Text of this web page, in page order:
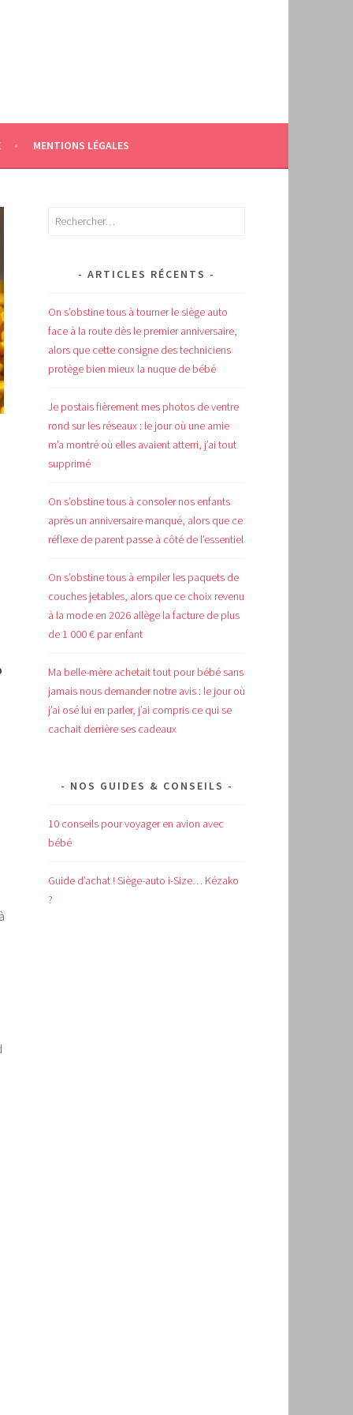
MENTIONS LÉGALES
Rechercher :
ARTICLES RÉCENTS
On s’obstine tous à tourner le siège auto
face à la route dès le premier anniversaire,
alors que cette consigne des techniciens
protège bien mieux la nuque de bébé
Je postais fièrement mes photos de ventre
rond sur les réseaux : le jour où une amie
m’a montré où elles avaient atterri, j’ai tout
supprimé
On s’obstine tous à consoler nos enfants
après un anniversaire manqué, alors que ce
réflexe de parent passe à côté de l’essentiel
On s’obstine tous à empiler les paquets de
couches jetables, alors que ce choix revenu
à la mode en 2026 allège la facture de plus
de 1 000 € par enfant
Ma belle-mère achetait tout pour bébé sans
jamais nous demander notre avis : le jour où
j’ai osé lui en parler, j’ai compris ce qui se
cachait derrière ses cadeaux
NOS GUIDES & CONSEILS
10 conseils pour voyager en avion avec
bébé
Guide d’achat ! Siège-auto i-Size… Kézako
?